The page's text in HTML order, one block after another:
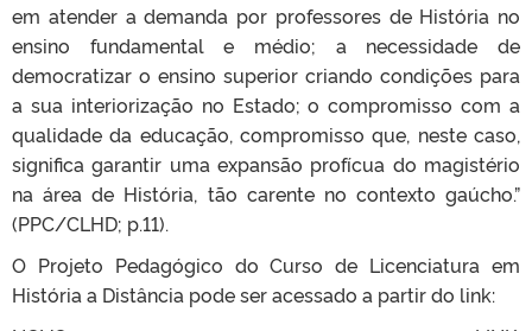
em atender a demanda por professores de História no
ensino fundamental e médio; a necessidade de
democratizar o ensino superior criando condições para
a sua interiorização no Estado; o compromisso com a
qualidade da educação, compromisso que, neste caso,
significa garantir uma expansão profícua do magistério
na área de História, tão carente no contexto gaúcho.”
(PPC/CLHD; p.11).
O Projeto Pedagógico do Curso de Licenciatura em
História a Distância pode ser acessado a partir do link: